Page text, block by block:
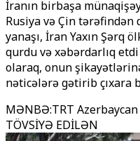
İranın birbaşa
Rusiya və Çin tərəfindən
yanaşı, İran Yaxın Şərq
qurdu və xəbərdarlıq
olaraq, onun
nəticələrə gətirib çıxara
MƏNBƏ:TRT Azerbaycan
TÖVSİYƏ EDİLƏN